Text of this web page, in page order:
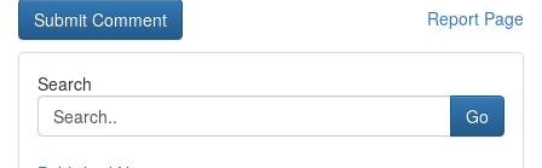
Report Page
Search
Go